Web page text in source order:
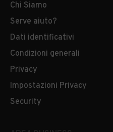
Chi Siamo
Serve aiuto?
Dati identificativi
Condizioni generali
Privacy
Impostazioni Privacy
Security